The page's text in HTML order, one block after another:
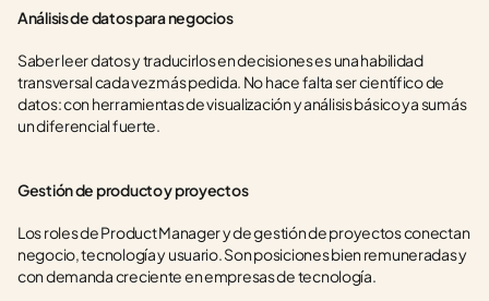
Análisis de datos para negocios
Saber leer datos y traducirlos en decisiones es una habilidad
transversal cada vez más pedida. No hace falta ser científico de
datos: con herramientas de visualización y análisis básico ya sumás
un diferencial fuerte.
Gestión de producto y proyectos
Los roles de Product Manager y de gestión de proyectos conectan
negocio, tecnología y usuario. Son posiciones bien remuneradas y
con demanda creciente en empresas de tecnología.